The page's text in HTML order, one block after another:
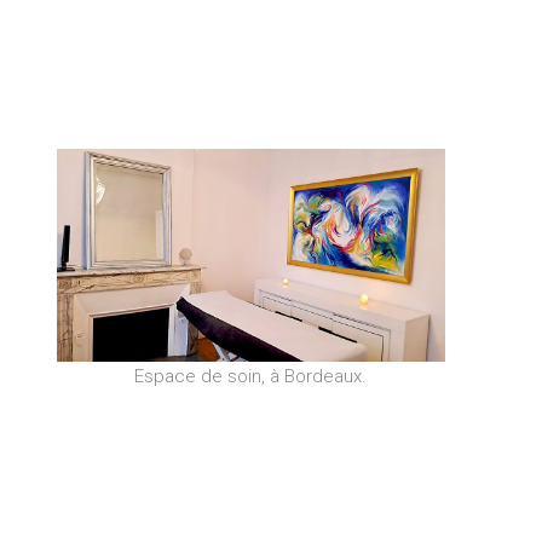
Espace de soin, à Bordeaux.